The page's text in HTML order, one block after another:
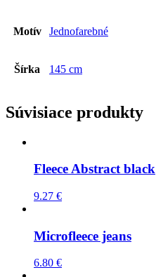
Motív Jednofarebné
Šírka 145 cm
Súvisiace produkty
Fleece Abstract black
9.27 €
Microfleece jeans
6.80 €